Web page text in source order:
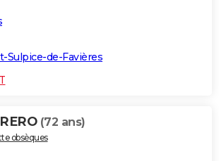
Sulpice-de-Favières
(72 ans)
obsèques